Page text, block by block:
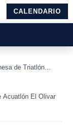
CALENDARIO
de Triatlón
Acuatlón El Olivar